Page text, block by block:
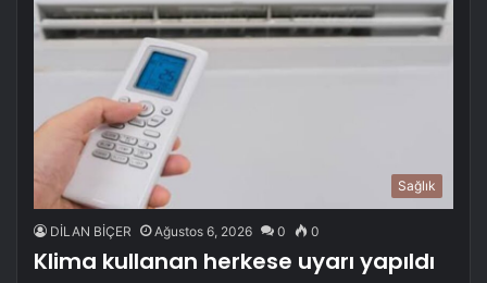
Sağlık
DİLAN BİÇER Ağustos 6, 2026 0 0
Klima kullanan herkese uyarı yapıldı